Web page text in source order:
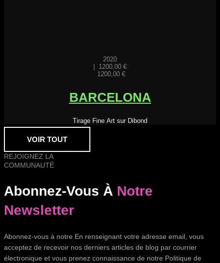
2020
1200,00 €
1200,00 €
BARCELONA
Tirage Fine Art sur Dibond
VOIR TOUT
REJOIGNEZ LA
COMMUNAUTÉ
Abonnez-Vous À Notre
Newsletter
Abonnez-vous à notre En renseignant votre adresse email, vous
acceptez de recevoir nos derniers articles de blog par courrier
électronique et vous prenez connaissance de notre Politique de